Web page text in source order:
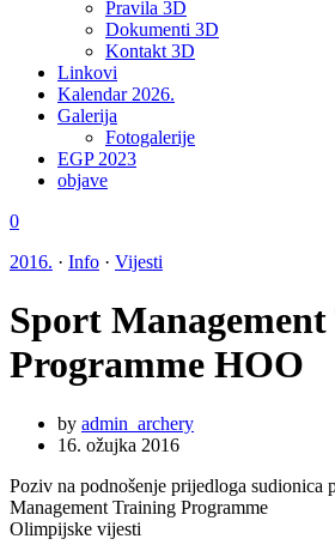
Pravila 3D
Dokumenti 3D
Kontakt 3D
Linkovi
Kalendar 2026.
Galerija
Fotogalerije
EGP 2023
objave
0
2016. · Info · Vijesti
Sport
Programme HOO
by admin_archery
16. ožujka 2016
Poziv na podnošenje prijedloga sudionica
Management Training Programme
Olimpijske vijesti